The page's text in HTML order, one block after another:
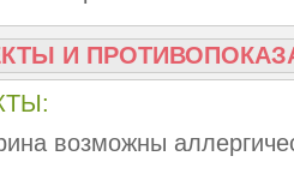
И
возможны